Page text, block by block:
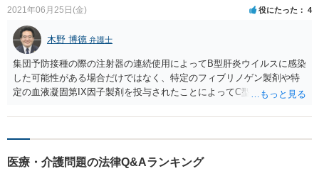
2021年06月25日(金) 役にたった 4
木野 博徳 弁護士
集団予防接種の際の注射器の連続使用によってB型肝炎ウイルスに感染
した可能性がある場合だけではなく、特定のフィブリノゲン製剤や特
定の血液凝固第IX因子製剤を投与されたことによってC型肝炎ウイルス
から数十年以上経っていると、これらの製剤が投与されたことを立証
のが良いかと存じます。
医療・介護問題の法律Q&Aランキング